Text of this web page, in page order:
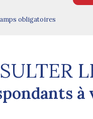
obligatoires